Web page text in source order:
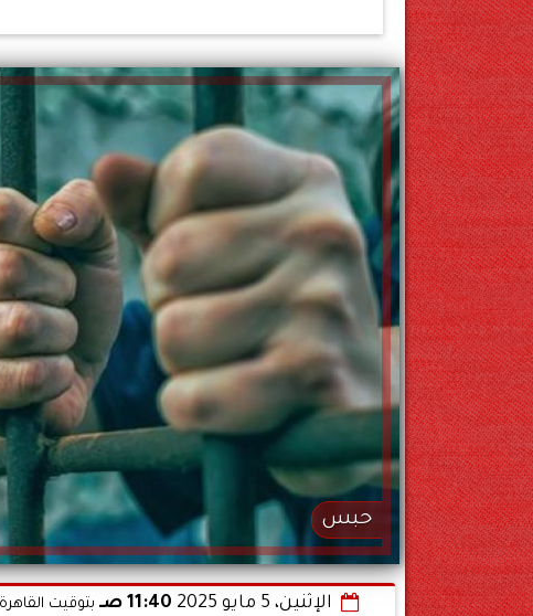
حبس
الإثنين، 5 مايو 2025 11:40 صـ بتوقيت القاهرة